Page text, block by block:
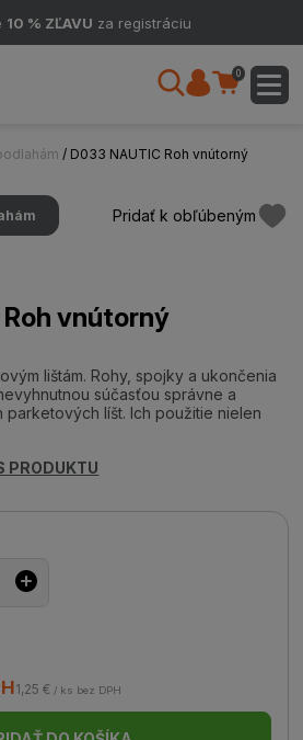
10 % ZĽAVU za registráciu
0
/ D033 NAUTIC Roh vnútorný
Pridať k obľúbeným
vnútorný
lištám. Rohy, spojky a ukončenia
súčasťou správne a
parketových líšt. Ich použitie nielen
PRODUKTU
1,25 € / ks bez DPH